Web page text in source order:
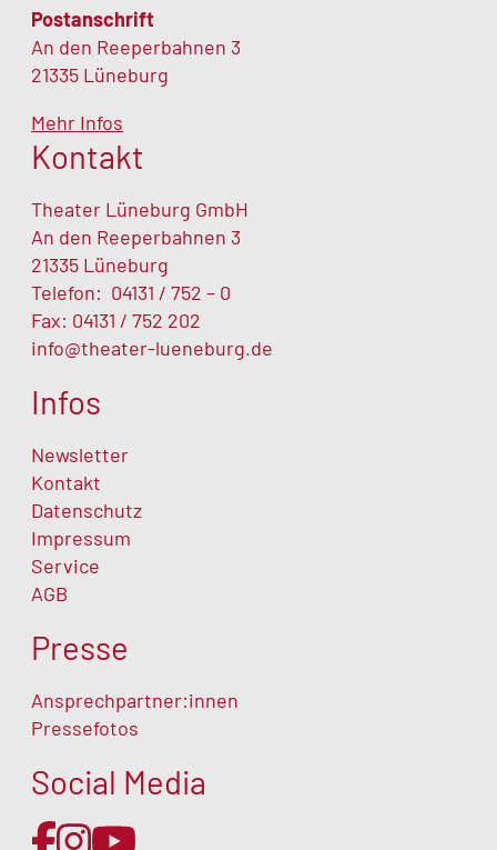
Postanschrift
An den Reeperbahnen 3
21335 Lüneburg
Mehr Infos
Kontakt
Theater Lüneburg GmbH
An den Reeperbahnen 3
21335 Lüneburg
Telefon: 04131 / 752 – 0
Fax: 04131 / 752 202
info@theater-lueneburg.de
Infos
Newsletter
Kontakt
Datenschutz
Impressum
Service
AGB
Presse
Ansprechpartner:innen
Pressefotos
Social Media